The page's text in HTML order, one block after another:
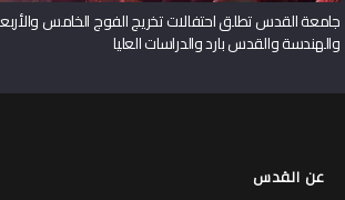
جامعة القدس تطلق احتفالات تخريج الفوج الخامس
والهندسة والقدس بارد والدراسات العليا
عن القدس